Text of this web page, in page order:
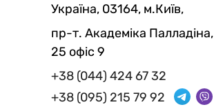
Україна, 03164, м.Київ,
пр-т. Академіка Палладіна,
25 офіс 9
+38 (044) 424 67 32
+38 (095) 215 79 92